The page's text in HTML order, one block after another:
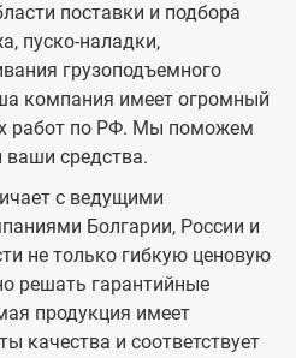
поставки и подбора
пуско-наладки,
грузоподъемного
компания имеет огромный
работ по РФ. Мы поможем
средства.
с ведущими
Болгарии, России и
не только гибкую ценовую
решать гарантийные
продукция имеет
качества и соответствует